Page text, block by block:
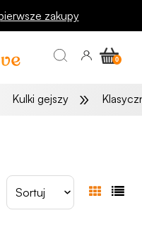
zakupy
Kulki gejszy »
Sortuj